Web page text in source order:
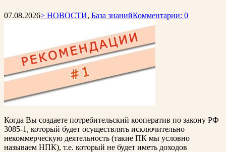
07.08.2026> НОВОСТИ, База знанийКомментарии: 0
Когда Вы создаете потребительский кооператив по закону РФ
3085-1, который будет осуществлять исключительно
некоммерческую деятельность (такие ПК мы условно
называем НПК), т.е. который не будет иметь доходов